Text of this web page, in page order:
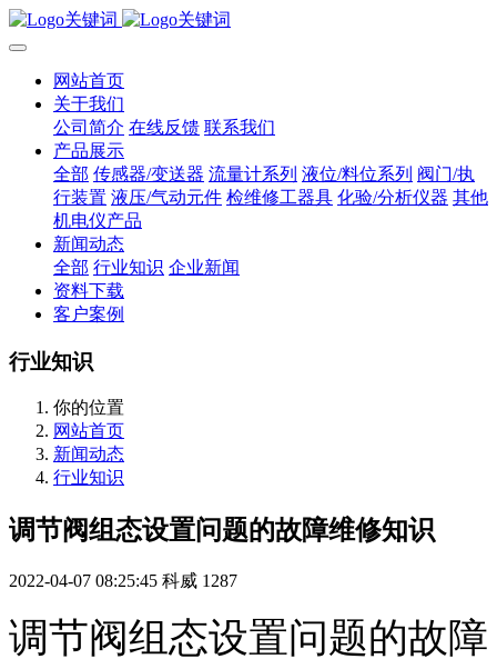
网站首页
关于我们
公司简介 在线反馈 联系我们
产品展示
全部 传感器/变送器 流量计系列 液位/料位系列 阀门/执
行装置 液压/气动元件 检维修工器具 化验/分析仪器 其他
机电仪产品
新闻动态
全部 行业知识 企业新闻
资料下载
客户案例
行业知识
你的位置
网站首页
新闻动态
行业知识
调节阀组态设置问题的故障维修知识
2022-04-07 08:25:45 科威 1287
调节阀组态设置问题的故障